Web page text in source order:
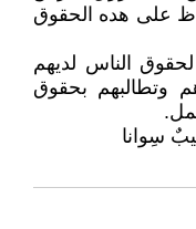
على هده الحقوق
الناس لديهم
وتطالبهم بحقوق
سِوانا